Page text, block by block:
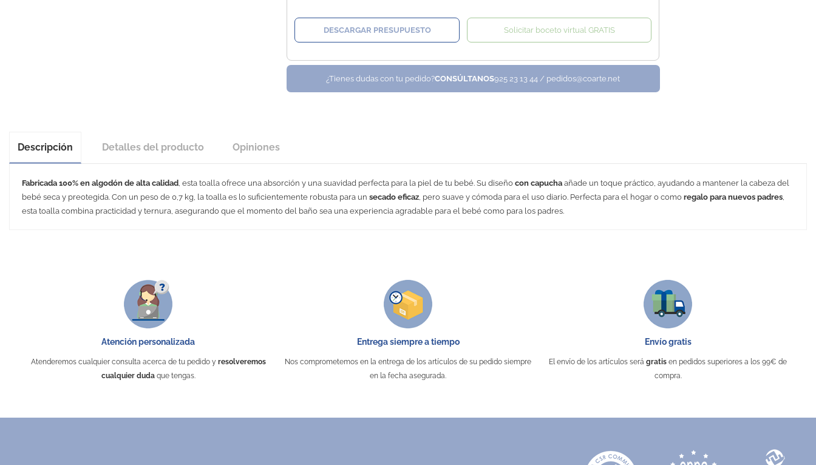
DESCARGAR PRESUPUESTO Solicitar boceto virtual GRATIS
¿Tienes dudas con tu pedido?CONSÚLTANOS925 23 13 44 / pedidos@coarte.net
Descripción Detalles del producto Opiniones
Fabricada 100% en algodón de alta calidad, esta toalla ofrece una absorción y una suavidad perfecta para la piel de tu bebé. Su diseño con capuchaañade un toque práctico, ayudando a mantener la cabeza del
bebé seca y preotegida. Con un peso de 0,7 kg, la toalla es lo suficientemente robusta para un secado eficaz, pero suave y cómoda para el uso diario. Perfecta para el hogar o como regalo para nuevos padres,
esta toalla combina practicidad y ternura, asegurando que el momento del baño sea una experiencia agradable para el bebé como para los padres.
60 x 60 mm / 230 x 280 mm
Bordado
Transfer
Puedes encontrarlo en: Higiene y Baño Infantil
Atención personalizada
Atenderemos cualquier consulta acerca de tu pedido y resolveremos
cualquier dudaque tengas.
Entrega siempre a tiempo
Nos comprometemos en la entrega de los artículos de su pedido siempre
en la fecha asegurada.
Envío gratis
El envío de los artículos será gratis en pedidos superiores a los 99€ de
compra.